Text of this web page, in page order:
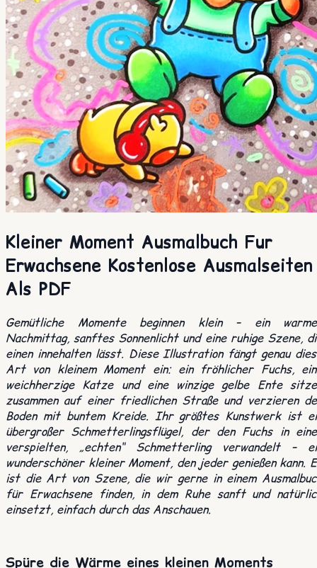
Kleiner Moment Ausmalbuch Fur
Erwachsene Kostenlose Ausmalseiten
Als PDF
Gemütliche Momente beginnen klein – ein
Nachmittag, sanftes Sonnenlicht und eine ruhige Szene,
einen innehalten lässt. Diese Illustration fängt genau
Art von kleinem Moment ein: ein fröhlicher Fuchs,
weichherzige Katze und eine winzige gelbe Ente
zusammen auf einer friedlichen Straße und verzieren
Boden mit buntem Kreide. Ihr größtes Kunstwerk ist
übergroßer Schmetterlingsflügel, der den Fuchs in
verspielten, „echten“ Schmetterling verwandelt –
wunderschöner kleiner Moment, den jeder genießen kann.
ist die Art von Szene, die wir gerne in einem
für Erwachsene finden, in dem Ruhe sanft und
einsetzt, einfach durch das Anschauen.
Spüre die Wärme eines kleinen Moments